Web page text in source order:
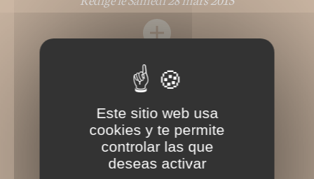
Este sitio web usa
cookies y te permite
controlar las que
deseas activar